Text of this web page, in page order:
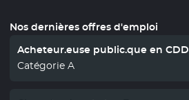
Nos dernières offres d'emploi
Acheteur.euse public.que en CDD
Catégorie A